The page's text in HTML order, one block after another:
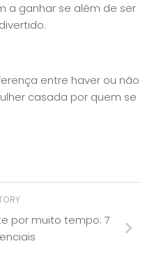
a ganhar se além de ser
entre haver ou não
casada por quem se
por muito tempo: 7